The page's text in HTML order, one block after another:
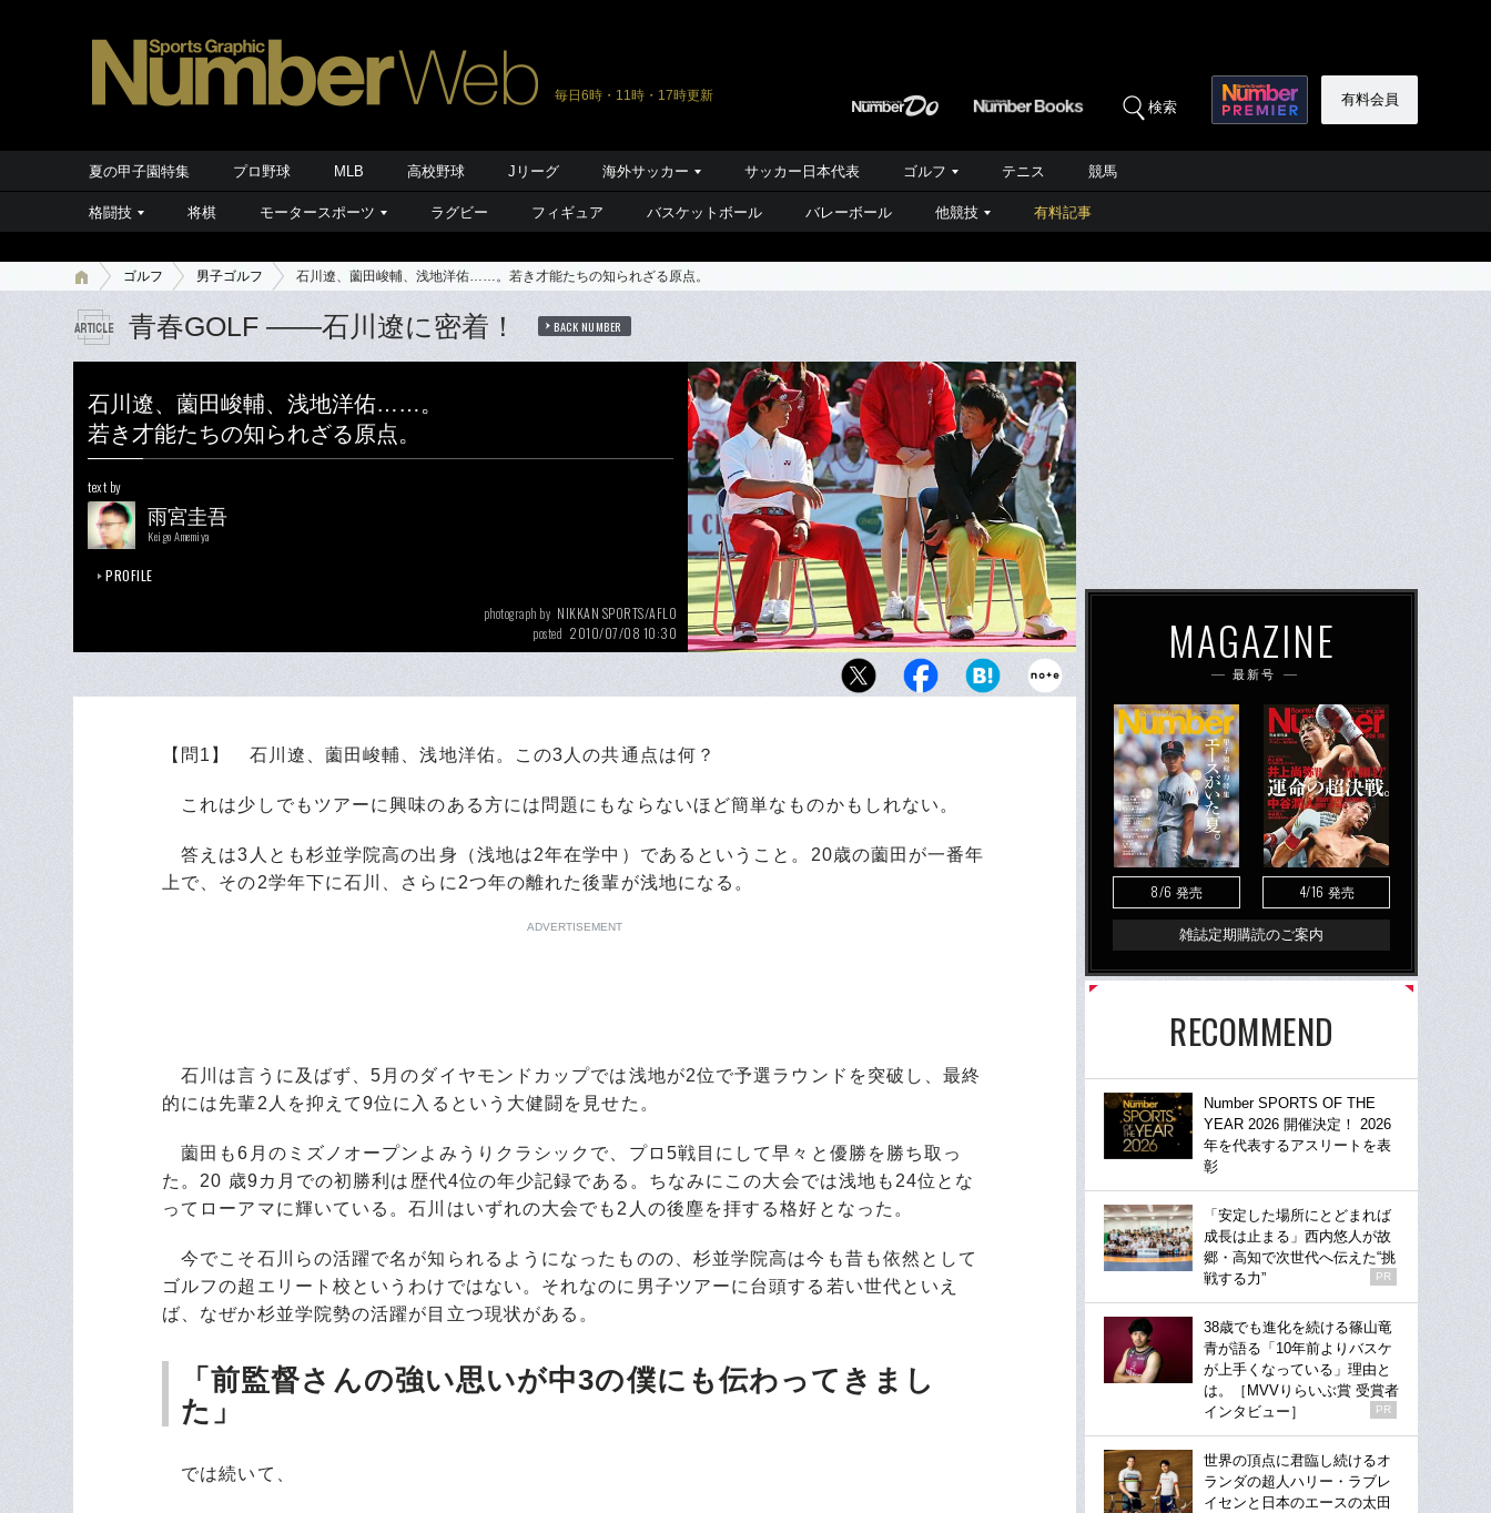
毎日6時・11時・17時更新
検索 有料会員
夏の甲子園特集 プロ野球 MLB 高校野球 Jリーグ 海外サッカー サッカー日本代表 ゴルフ テニス 競馬
格闘技 将棋 モータースポーツ ラグビー フィギュア バスケットボール バレーボール 他競技 有料記事
ゴルフ 男子ゴルフ 石川遼、薗田峻輔、浅地洋佑……。若き才能たちの知られざる原点。
青春GOLF ――石川遼に密着！ BACK NUMBER
石川遼、薗田峻輔、浅地洋佑……。
若き才能たちの知られざる原点。
text by
雨宮圭吾
Keigo Amemiya
PROFILE
photograph by NIKKAN SPORTS/AFLO
posted 2010/07/08 10:30
【問1】 石川遼、薗田峻輔、浅地洋佑。この3人の共通点は何？
これは少しでもツアーに興味のある方には問題にもならないほど簡単なものかもしれない。
答えは3人とも杉並学院高の出身（浅地は2年在学中）であるということ。20歳の薗田が一番年
上で、その2学年下に石川、さらに2つ年の離れた後輩が浅地になる。
ADVERTISEMENT
石川は言うに及ばず、5月のダイヤモンドカップでは浅地が2位で予選ラウンドを突破し、最終
的には先輩2人を抑えて9位に入るという大健闘を見せた。
薗田も6月のミズノオープンよみうりクラシックで、プロ5戦目にして早々と優勝を勝ち取っ
た。20 歳9カ月での初勝利は歴代4位の年少記録である。ちなみにこの大会では浅地も24位とな
ってローアマに輝いている。石川はいずれの大会でも2人の後塵を拝する格好となった。
今でこそ石川らの活躍で名が知られるようになったものの、杉並学院高は今も昔も依然として
ゴルフの超エリート校というわけではない。それなのに男子ツアーに台頭する若い世代といえ
ば、なぜか杉並学院勢の活躍が目立つ現状がある。
「前監督さんの強い思いが中3の僕にも伝わってきまし
た」
では続いて、
MAGAZINE
最新号
8/6 発売 4/16 発売
雑誌定期購読のご案内
RECOMMEND
Number SPORTS OF THE
YEAR 2026 開催決定！ 2026
年を代表するアスリートを表
彰
「安定した場所にとどまれば
成長は止まる」西内悠人が故
郷・高知で次世代へ伝えた“挑
戦する力”
PR
38歳でも進化を続ける篠山竜
青が語る「10年前よりバスケ
が上手くなっている」理由と
は。［MVVりらいぶ賞 受賞者
インタビュー］
PR
世界の頂点に君臨し続けるオ
ランダの超人ハリー・ラブレ
イセンと日本のエースの太田